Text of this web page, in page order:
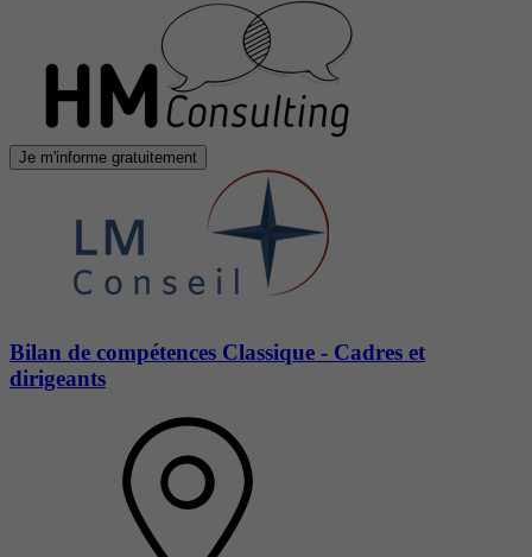
Je m'informe gratuitement
Bilan de compétences Classique - Cadres et
dirigeants